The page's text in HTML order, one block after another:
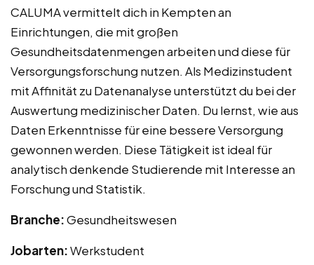
CALUMA vermittelt dich in Kempten an
Einrichtungen, die mit großen
Gesundheitsdatenmengen arbeiten und diese für
Versorgungsforschung nutzen. Als Medizinstudent
mit Affinität zu Datenanalyse unterstützt du bei der
Auswertung medizinischer Daten. Du lernst, wie aus
Daten Erkenntnisse für eine bessere Versorgung
gewonnen werden. Diese Tätigkeit ist ideal für
analytisch denkende Studierende mit Interesse an
Forschung und Statistik.
Branche:Gesundheitswesen
Jobarten:Werkstudent